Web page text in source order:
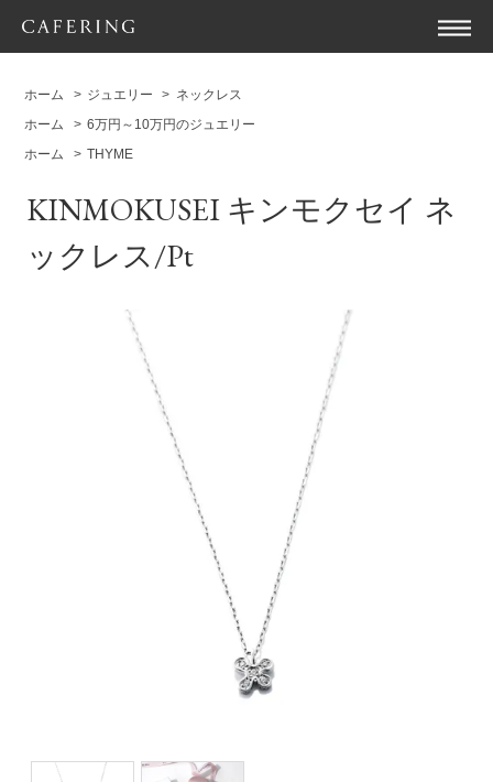
ホーム > ジュエリー > ネックレス
ホーム
> 6万円～10万円のジュエリー
ホーム
> THYME
KINMOKUSEI キンモクセイ ネ
ックレス/Pt